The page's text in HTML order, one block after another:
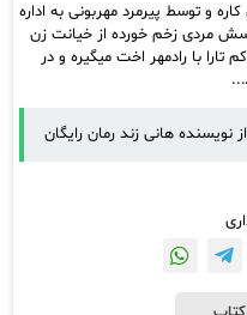
و توسط پیرمرد مهربونی به اداره
مردی زخم خورده از خیانت زن
تارا با رادمهر اخت میگیره و در
نویسنده هانی زند رمان رایگان